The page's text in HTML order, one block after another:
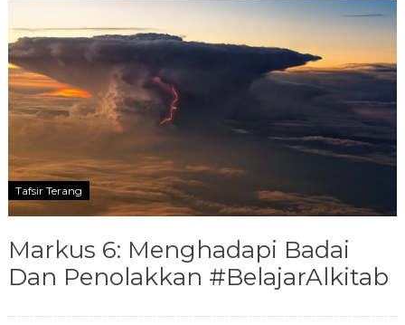
Tafsir Terang
Markus 6: Menghadapi Badai
Dan Penolakkan #BelajarAlkitab